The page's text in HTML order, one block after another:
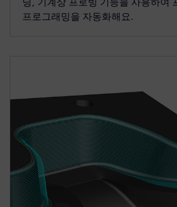
프로그래밍을 자동화해요.